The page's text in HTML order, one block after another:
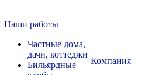
Наши работы
Частные дома,
дачи, коттеджи
Бильярдные
Компания